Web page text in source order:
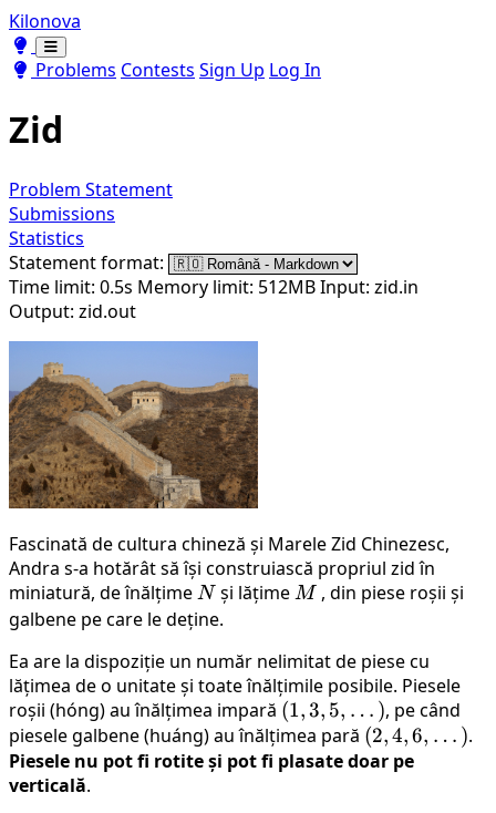
Kilonova
Toggle theme
Toggle theme
Problems Contests Sign Up Log In
Zid
Problem Statement
Submissions
Statistics
Statement format:
Time limit: 0.5s Memory limit: 512MBInput: zid.in
Output: zid.out
Fascinată de cultura chineză și Marele Zid Chinezesc,
Andra s-a hotărât să își construiască propriul zid în
miniatură, de înălțimeN
N și lățimeM
M , din piese roșii și
galbene pe care le deține.
Ea are la dispoziție un număr nelimitat de piese cu
lățimea de o unitate și toate înălțimile posibile. Piesele
roșii (hóng) au înălțimea impară (1, 3,
5,
\dots)
(1,3, 5, … ), pe când
piesele galbene (huáng) au înălțimea pară (2, 4,
6,
(2,4, 6, … ).
Piesele nu pot fi rotite și pot fi plasate doar pe
verticală.